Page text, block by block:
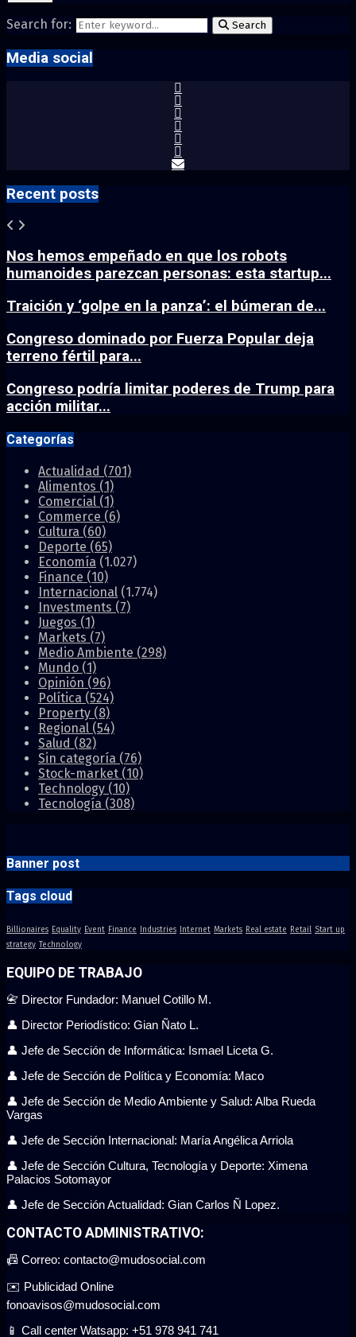
Search for: Search
Media social
Recent posts
Nos hemos empeñado en que los robots
humanoides parezcan personas: esta startup...
Traición y ‘golpe en la panza’: el búmeran de...
Congreso dominado por Fuerza Popular deja
terreno fértil para...
Congreso podría limitar poderes de Trump para
acción militar...
Categorías
Actualidad (701)
Alimentos (1)
Comercial (1)
Commerce (6)
Cultura (60)
Deporte (65)
Economía (1.027)
Finance (10)
Internacional (1.774)
Investments (7)
Juegos (1)
Markets (7)
Medio Ambiente (298)
Mundo (1)
Opinión (96)
Política (524)
Property (8)
Regional (54)
Salud (82)
Sin categoría (76)
Stock-market (10)
Technology (10)
Tecnología (308)
Banner post
Tags cloud
Billionaires Equality Event Finance Industries Internet Markets Real estate Retail Start up
strategy Technology
EQUIPO DE TRABAJO
📇 Director Fundador: Manuel Cotillo M.
👤 Director Periodístico: Gian Ñato L.
👤 Jefe de Sección de Informática: Ismael Liceta G.
👤 Jefe de Sección de Política y Economía: Maco
👤 Jefe de Sección de Medio Ambiente y Salud: Alba Rueda
Vargas
👤 Jefe de Sección Internacional: María Angélica Arriola
👤 Jefe de Sección Cultura, Tecnología y Deporte: Ximena
Palacios Sotomayor
👤 Jefe de Sección Actualidad: Gian Carlos Ñ Lopez.
CONTACTO ADMINISTRATIVO:
📠 Correo: contacto@mudosocial.com
✉️ Publicidad Online
fonoavisos@mudosocial.com
📱 Call center Watsapp: +51 978 941 741